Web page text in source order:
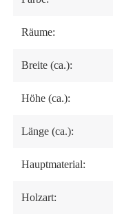
Räume:
Breite (ca.):
Höhe (ca.):
Länge (ca.):
Hauptmaterial:
Holzart: